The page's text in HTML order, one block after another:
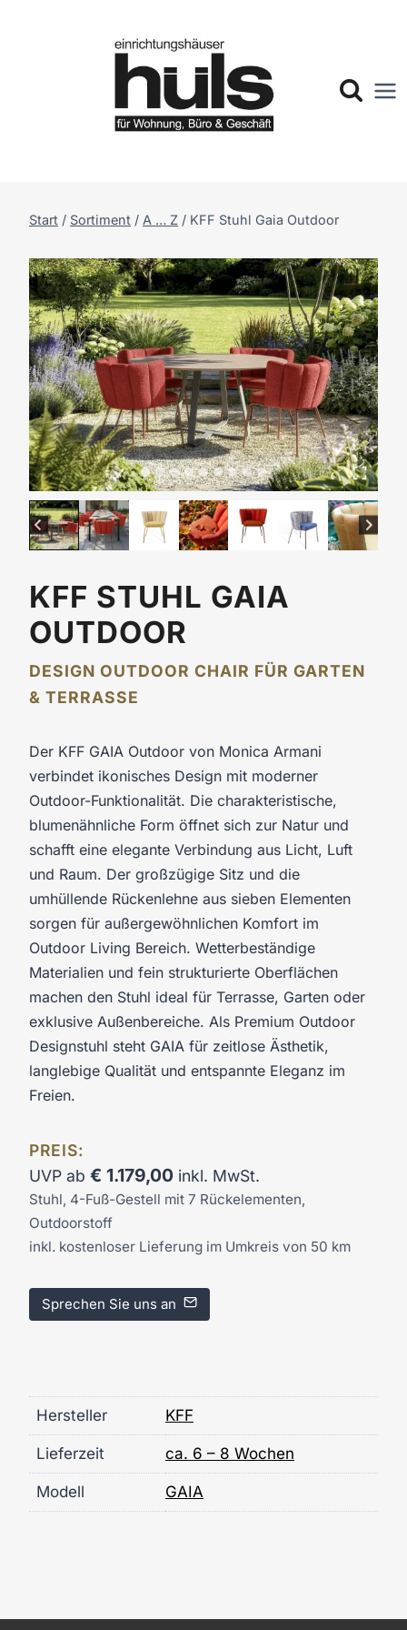
Start / Sortiment / A … Z / KFF Stuhl Gaia Outdoor
KFF STUHL GAIA
OUTDOOR
DESIGN OUTDOOR CHAIR FÜR GARTEN
& TERRASSE
Der KFF GAIA Outdoor von Monica Armani
verbindet ikonisches Design mit moderner
Outdoor-Funktionalität. Die charakteristische,
blumenähnliche Form öffnet sich zur Natur und
schafft eine elegante Verbindung aus Licht, Luft
und Raum. Der großzügige Sitz und die
umhüllende Rückenlehne aus sieben Elementen
sorgen für außergewöhnlichen Komfort im
Outdoor Living Bereich. Wetterbeständige
Materialien und fein strukturierte Oberflächen
machen den Stuhl ideal für Terrasse, Garten oder
exklusive Außenbereiche. Als Premium Outdoor
Designstuhl steht GAIA für zeitlose Ästhetik,
langlebige Qualität und entspannte Eleganz im
Freien.
PREIS:
UVP ab € 1.179,00 inkl. MwSt.
Stuhl, 4-Fuß-Gestell mit 7 Rückelementen,
Outdoorstoff
inkl. kostenloser Lieferung im Umkreis von 50 km
Sprechen Sie uns an
Hersteller KFF
Lieferzeit ca. 6 – 8 Wochen
Modell GAIA